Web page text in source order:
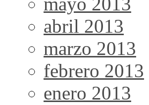
abril 2013
marzo 2013
febrero 2013
enero 2013